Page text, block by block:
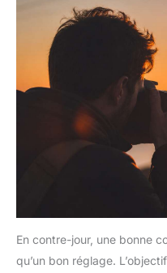
En contre-jour, une bonne
qu’un bon réglage.